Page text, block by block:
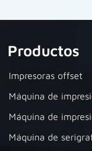
Productos
Impresoras offset
Máquina de
Máquina de
Máquina de